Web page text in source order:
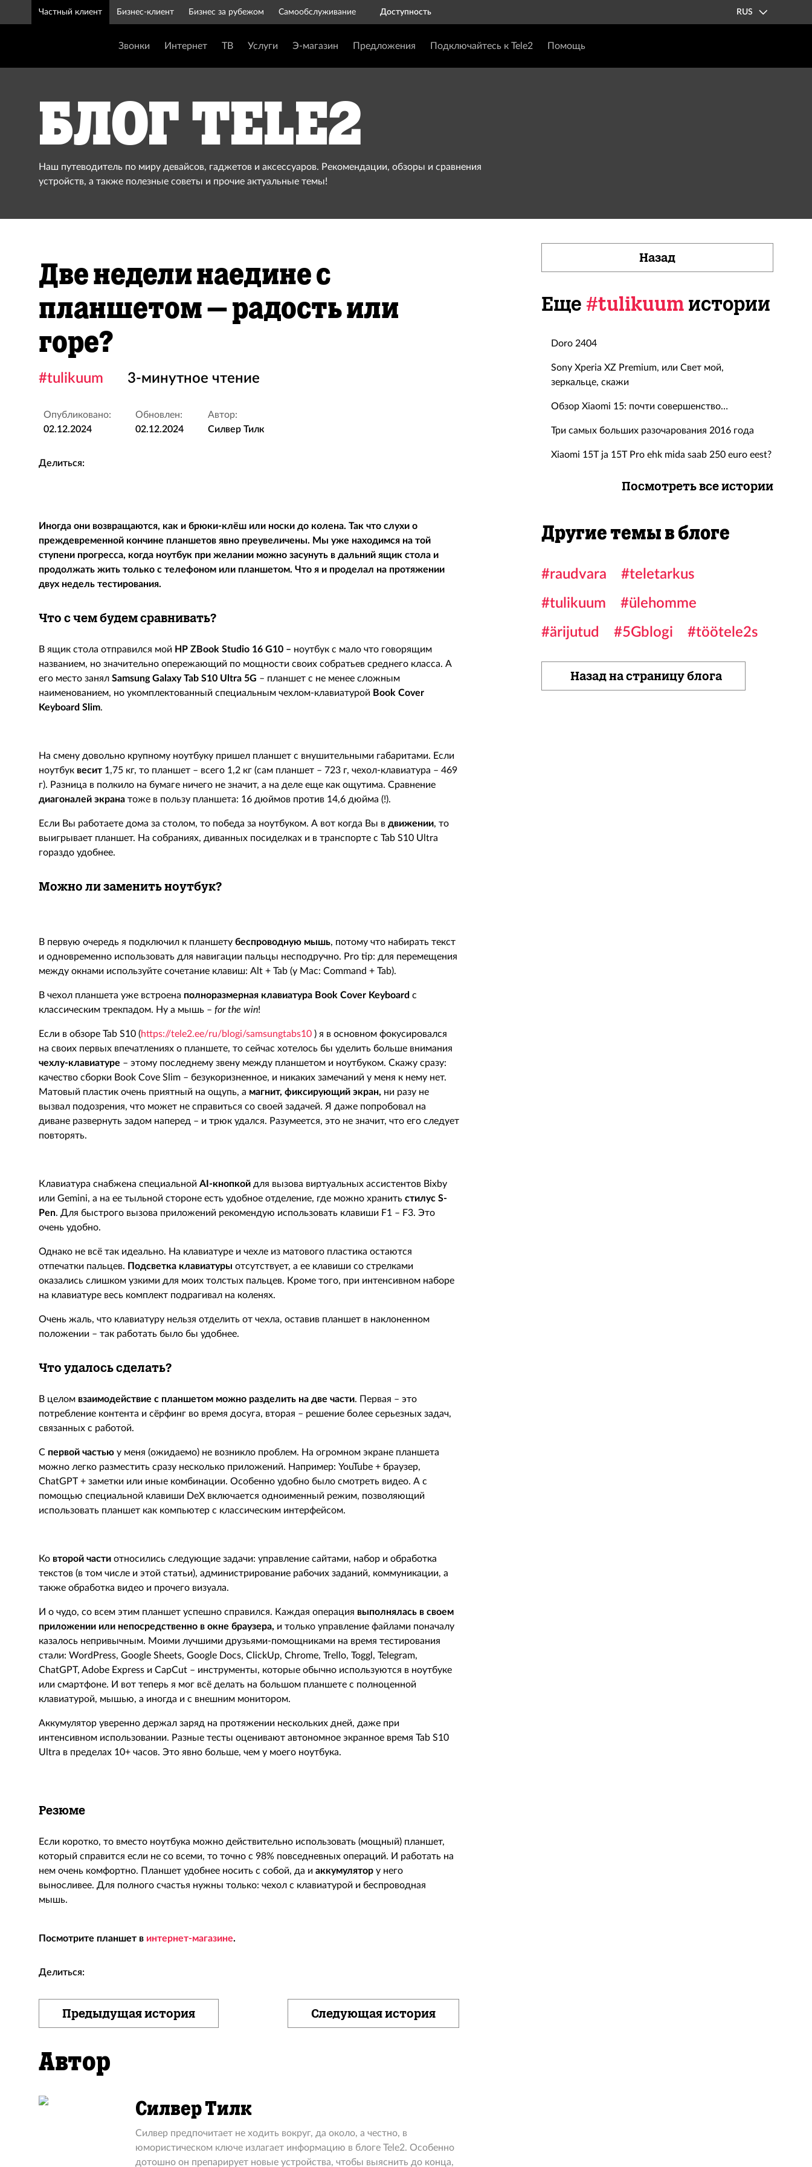
Частный клиент Бизнес-клиент Бизнес за рубежом Самообслуживание Доступность RUS
Звонки Интернет ТВ Услуги Э-магазин Предложения Подключайтесь к Tele2 Помощь
Блог Tele2
Наш путеводитель по миру девайсов, гаджетов и аксессуаров. Рекомендации, обзоры и сравнения
устройств, а также полезные советы и прочие актуальные темы!
Две недели наедине с
планшетом – радость или
горе?
#tulikuum 3-минутное чтение
Опубликовано:
02.12.2024
Обновлен:
02.12.2024
Автор:
Силвер Тилк
Делиться:
Иногда они возвращаются, как и брюки-клёш или носки до колена. Так что слухи о
преждевременной кончине планшетов явно преувеличены. Мы уже находимся на той
ступени прогресса, когда ноутбук при желании можно засунуть в дальний ящик стола и
продолжать жить только с телефоном или планшетом. Что я и проделал на протяжении
двух недель тестирования.
Что с чем будем сравнивать?
В ящик стола отправился мой HP ZBook Studio 16 G10 – ноутбук с мало что говорящим
названием, но значительно опережающий по мощности своих собратьев среднего класса. А
его место занял Samsung Galaxy Tab S10 Ultra 5G – планшет с не менее сложным
наименованием, но укомплектованный специальным чехлом-клавиатурой Book Cover
Keyboard Slim.
На смену довольно крупному ноутбуку пришел планшет с внушительными габаритами. Если
ноутбук весит 1,75 кг, то планшет – всего 1,2 кг (сам планшет – 723 г, чехол-клавиатура – 469
г). Разница в полкило на бумаге ничего не значит, а на деле еще как ощутима. Сравнение
диагоналей экрана тоже в пользу планшета: 16 дюймов против 14,6 дюйма (!).
Если Вы работаете дома за столом, то победа за ноутбуком. А вот когда Вы в движении, то
выигрывает планшет. На собраниях, диванных посиделках и в транспорте с Tab S10 Ultra
гораздо удобнее.
Можно ли заменить ноутбук?
В первую очередь я подключил к планшету беспроводную мышь, потому что набирать текст
и одновременно использовать для навигации пальцы несподручно. Pro tip: для перемещения
между окнами используйте сочетание клавиш: Alt + Tab (у Mac: Command + Tab).
В чехол планшета уже встроена полноразмерная клавиатура Book Cover Keyboard c
классическим трекпадом. Ну а мышь – for the win!
Если в обзоре Tab S10 (https://tele2.ee/ru/blogi/samsungtabs10 ) я в основном фокусировался
на своих первых впечатлениях о планшете, то сейчас хотелось бы уделить больше внимания
чехлу-клавиатуре – этому последнему звену между планшетом и ноутбуком. Скажу сразу:
качество сборки Book Cove Slim – безукоризненное, и никаких замечаний у меня к нему нет.
Матовый пластик очень приятный на ощупь, а магнит, фиксирующий экран, ни разу не
вызвал подозрения, что может не справиться со своей задачей. Я даже попробовал на
диване развернуть задом наперед – и трюк удался. Разумеется, это не значит, что его следует
повторять.
Клавиатура снабжена специальной AI -кнопкой для вызова виртуальных ассистентов Bixby
или Gemini, а на ее тыльной стороне есть удобное отделение, где можно хранить стилус S-
Pen. Для быстрого вызова приложений рекомендую использовать клавиши F1 – F3. Это
очень удобно.
Однако не всё так идеально. На клавиатуре и чехле из матового пластика остаются
отпечатки пальцев. Подсветка клавиатуры отсутствует, а ее клавиши со стрелками
оказались слишком узкими для моих толстых пальцев. Кроме того, при интенсивном наборе
на клавиатуре весь комплект подрагивал на коленях.
Очень жаль, что клавиатуру нельзя отделить от чехла, оставив планшет в наклоненном
положении – так работать было бы удобнее.
Что удалось сделать?
В целом взаимодействие с планшетом можно разделить на две части. Первая – это
потребление контента и сёрфинг во время досуга, вторая – решение более серьезных задач,
связанных с работой.
С первой частью у меня (ожидаемо) не возникло проблем. На огромном экране планшета
можно легко разместить сразу несколько приложений. Например: YouTube + браузер,
ChatGPT + заметки или иные комбинации. Особенно удобно было смотреть видео. А с
помощью специальной клавиши DeX включается одноименный режим, позволяющий
использовать планшет как компьютер с классическим интерфейсом.
Ко второй части относились следующие задачи: управление сайтами, набор и обработка
текстов (в том числе и этой статьи), администрирование рабочих заданий, коммуникации, а
также обработка видео и прочего визуала.
И о чудо, со всем этим планшет успешно справился. Каждая операция выполнялась в своем
приложении или непосредственно в окне браузера, и только управление файлами поначалу
казалось непривычным. Моими лучшими друзьями-помощниками на время тестирования
стали: WordPress, Google Sheets, Google Docs, ClickUp, Chrome, Trello, Toggl, Telegram,
ChatGPT, Adobe Express и CapCut – инструменты, которые обычно используются в ноутбуке
или смартфоне. И вот теперь я мог всё делать на большом планшете с полноценной
клавиатурой, мышью, а иногда и с внешним монитором.
Аккумулятор уверенно держал заряд на протяжении нескольких дней, даже при
интенсивном использовании. Разные тесты оценивают автономное экранное время Tab S10
Ultra в пределах 10+ часов. Это явно больше, чем у моего ноутбука.
Резюме
Если коротко, то вместо ноутбука можно действительно использовать (мощный) планшет,
который справится если не со всеми, то точно с 98% повседневных операций. И работать на
нем очень комфортно. Планшет удобнее носить с собой, да и аккумулятор у него
выносливее. Для полного счастья нужны только: чехол с клавиатурой и беспроводная
мышь.
Посмотрите планшет в интернет-магазине.
Делиться:
Предыдущая история Следующая история
Автор
Силвер Тилк
Силвер предпочитает не ходить вокруг, да около, а честно, в
юмористическом ключе излагает информацию в блоге Tele2. Особенно
дотошно он препарирует новые устройства, чтобы выяснить до конца,
Назад
Еще #tulikuum истории
Doro 2404
Sony Xperia XZ Premium, или Свет мой,
зеркальце, скажи
Обзор Xiaomi 15: почти совершенство…
Три самых больших разочарования 2016 года
Xiaomi 15T ja 15T Pro ehk mida saab 250 euro eest?
Посмотреть все истории
Другие темы в блоге
#raudvara
#teletarkus
#tulikuum
#ülehomme
#ärijutud
#5Gblogi #töötele2s
Назад на страницу блога